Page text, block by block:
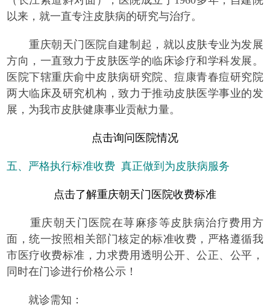
以来，就一直专注皮肤病的研究与治疗。
重庆朝天门医院自建制起，就以皮肤专业为发展
方向，一直致力于皮肤医学的临床诊疗和学科发展。
医院下辖重庆俞中皮肤病研究院、痘康青春痘研究院
两大临床及研究机构，致力于推动皮肤医学事业的发
展，为我市皮肤健康事业贡献力量。
点击询问医院情况
五、严格执行标准收费 真正做到为皮肤病服务
点击了解重庆朝天门医院收费标准
重庆朝天门医院在荨麻疹等皮肤病治疗费用方
面，统一按照相关部门核定的标准收费，严格遵循我
市医疗收费标准，力求费用透明公开、公正、公平，
同时在门诊进行价格公示！
就诊需知：